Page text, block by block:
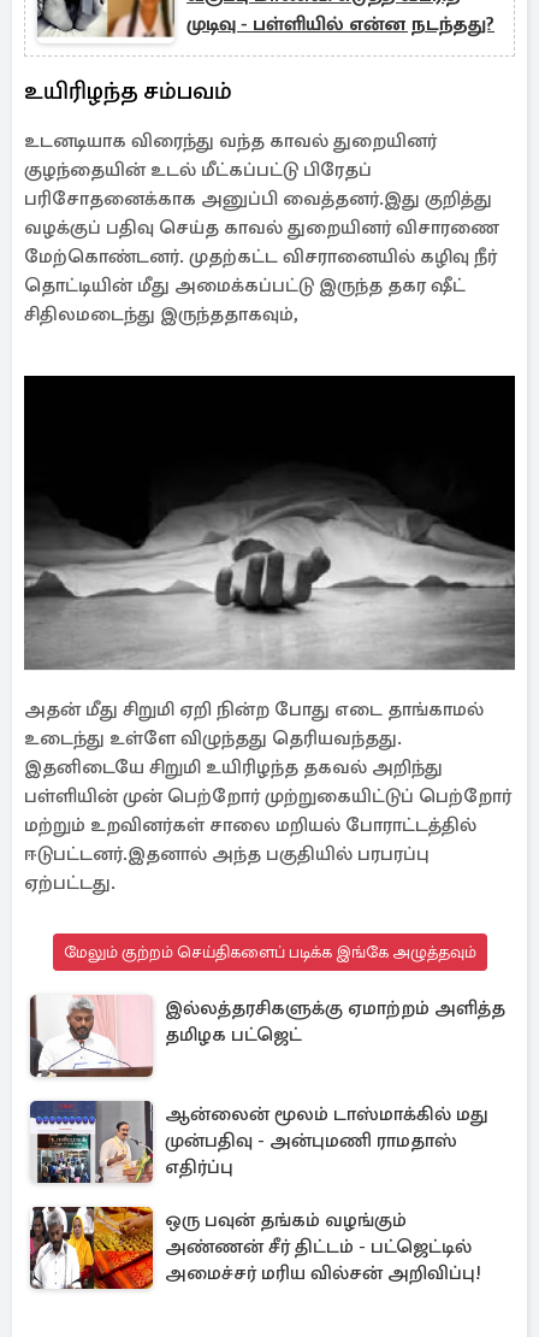
முடிவு - பள்ளியில் என்ன நடந்தது?
உயிரிழந்த சம்பவம்
உடனடியாக விரைந்து வந்த காவல் துறையினர்
குழந்தையின் உடல் மீட்கப்பட்டு பிரேதப்
பரிசோதனைக்காக அனுப்பி வைத்தனர்.இது குறித்து
வழக்குப் பதிவு செய்த காவல் துறையினர் விசாரணை
மேற்கொண்டனர். முதற்கட்ட விசரானையில் கழிவு நீர்
தொட்டியின் மீது அமைக்கப்பட்டு இருந்த தகர ஷீட்
சிதிலமடைந்து இருந்ததாகவும்,
அதன் மீது சிறுமி ஏறி நின்ற போது எடை தாங்காமல்
உடைந்து உள்ளே விழுந்தது தெரியவந்தது.
இதனிடையே சிறுமி உயிரிழந்த தகவல் அறிந்து
பள்ளியின் முன் பெற்றோர் முற்றுகையிட்டுப் பெற்றோர்
மற்றும் உறவினர்கள் சாலை மறியல் போராட்டத்தில்
ஈடுபட்டனர்.இதனால் அந்த பகுதியில் பரபரப்பு
ஏற்பட்டது.
மேலும் குற்றம் செய்திகளைப் படிக்க இங்கே அழுத்தவும்
இல்லத்தரசிகளுக்கு ஏமாற்றம் அளித்த
தமிழக பட்ஜெட்
ஆன்லைன் மூலம் டாஸ்மாக்கில் மது
முன்பதிவு - அன்புமணி ராமதாஸ்
எதிர்ப்பு
ஒரு பவுன் தங்கம் வழங்கும்
அண்ணன் சீர் திட்டம் - பட்ஜெட்டில்
அமைச்சர் மரிய வில்சன் அறிவிப்பு!